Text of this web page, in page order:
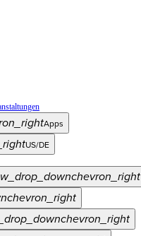
Apps
US/DE
chevron_right
chevron_right
chevron_right